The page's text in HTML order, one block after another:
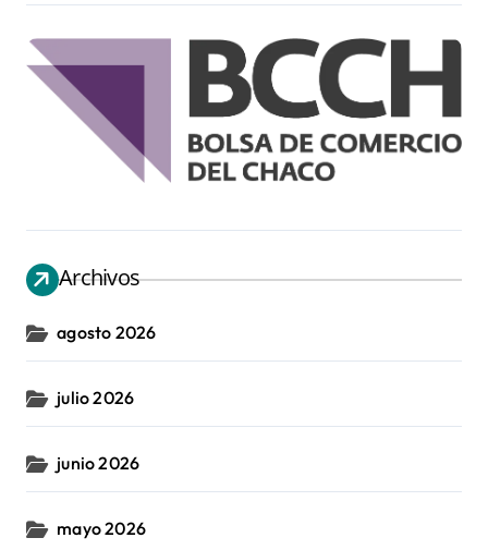
Archivos
agosto 2026
julio 2026
junio 2026
mayo 2026